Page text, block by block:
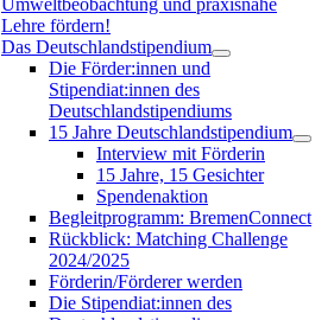
Lehre fördern!
Das Deutschlandstipendium
Die Förder:innen und
Stipendiat:innen des
Deutschlandstipendiums
15 Jahre Deutschlandstipendium
Interview mit Förderin
15 Jahre, 15 Gesichter
Spendenaktion
Begleitprogramm: BremenConnect
Rückblick: Matching Challenge
2024/2025
Förderin/Förderer werden
Die Stipendiat:innen des